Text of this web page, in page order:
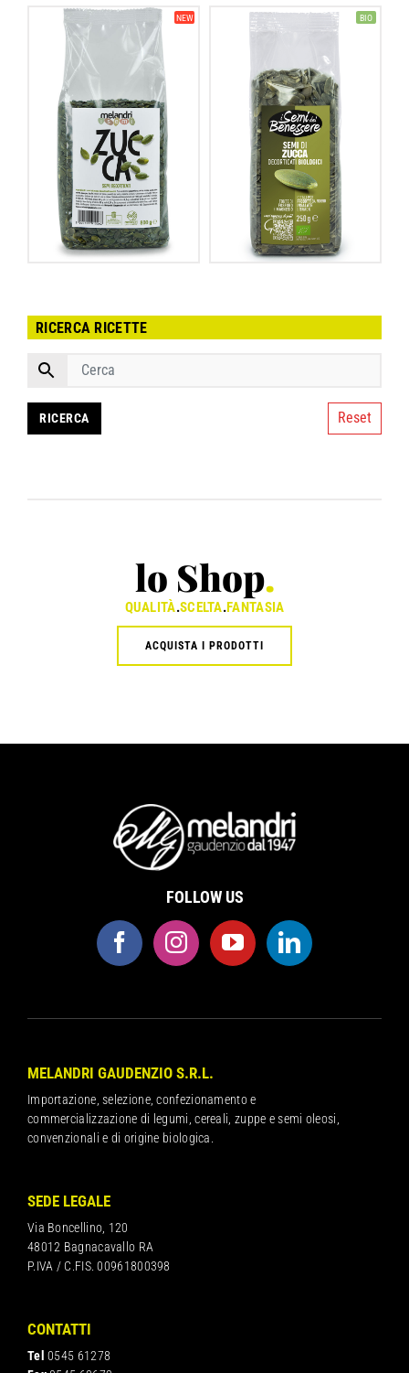
NEW BIO
RICERCA RICETTE
Reset
lo Shop.
QUALITÀ.SCELTA.FANTASIA
ACQUISTA I PRODOTTI
FOLLOW US
MELANDRI GAUDENZIO S.R.L.
Importazione, selezione, confezionamento e
commercializzazione di legumi, cereali, zuppe e semi oleosi,
convenzionali e di origine biologica.
SEDE LEGALE
Via Boncellino, 120
48012 Bagnacavallo RA
P.IVA / C.FIS. 00961800398
CONTATTI
Tel 0545 61278